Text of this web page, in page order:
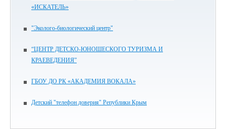
«ИСКАТЕЛЬ»
"Эколого-биологический центр"
“ЦЕНТР ДЕТСКО-ЮНОШЕСКОГО ТУРИЗМА И
КРАЕВЕДЕНИЯ”
ГБОУ ДО РК «АКАДЕМИЯ ВОКАЛА»
Детский "телефон доверия" Републики Крым